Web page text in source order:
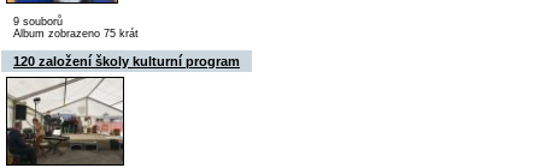
9 souborů
Album zobrazeno 75 krát
120 založení školy kulturní program